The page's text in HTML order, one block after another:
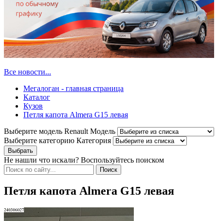
Все новости...
Мегалоган - главная страница
Каталог
Кузов
Петля капота Almera G15 левая
Выберите модель Renault Модель
Выберите категорию Категория
Не нашли что искали? Воспользуйтесь поиском
Петля капота Almera G15 левая